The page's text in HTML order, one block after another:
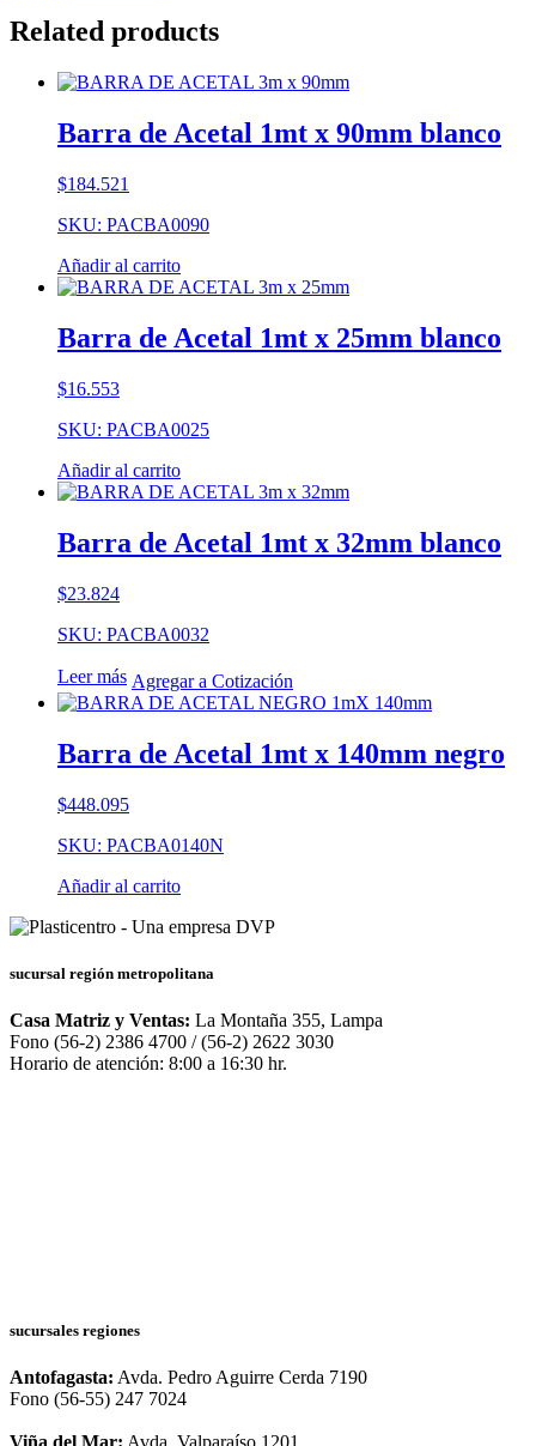
x
blanco
cantidad
Related products
Barra de Acetal 1mt x 90mm blanco
$184.521
SKU: PACBA0090
Añadir al carrito
Barra de Acetal 1mt x 25mm blanco
$16.553
SKU: PACBA0025
Añadir al carrito
Barra de Acetal 1mt x 32mm blanco
$23.824
SKU: PACBA0032
Leer más Agregar a Cotización
Barra de Acetal 1mt x 140mm negro
$448.095
SKU: PACBA0140N
Añadir al carrito
sucursal región metropolitana
Casa Matriz y Ventas: La Montaña 355, Lampa
Fono (56-2) 2386 4700 / (56-2) 2622 3030
Horario de atención: 8:00 a 16:30 hr.
sucursales regiones
Antofagasta: Avda. Pedro Aguirre Cerda 7190
Fono (56-55) 247 7024